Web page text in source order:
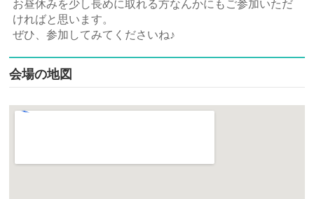
お昼休みを少し長めに取れる方なんかにもご参加いただ
ければと思います。
ぜひ、参加してみてくださいね♪
会場の地図